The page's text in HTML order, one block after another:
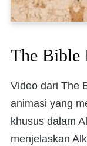
The Bible
Video dari The
animasi yang
khusus dalam
menjelaskan